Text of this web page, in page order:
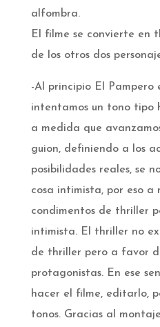
alfombra.
El filme se convierte en
de los otros dos
-Al principio El Pampero
intentamos un tono tipo
a medida que
guion, definiendo a los
posibilidades reales, se
cosa intimista, por eso a
condimentos de thriller
intimista. El thriller no
de thriller pero a favor
protagonistas. En ese
hacer el filme, editarlo,
tonos. Gracias al